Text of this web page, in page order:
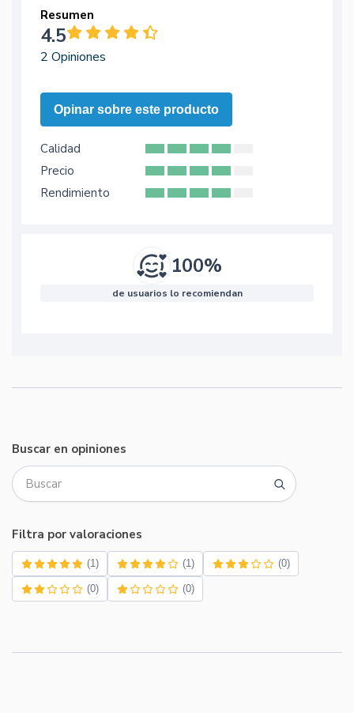
Resumen
4.5
2 Opiniones
Opinar sobre este producto
Calidad
Precio
Rendimiento
100%
de usuarios lo recomiendan
Buscar en opiniones
Filtra por valoraciones
(1) (1) (0)
(0) (0)